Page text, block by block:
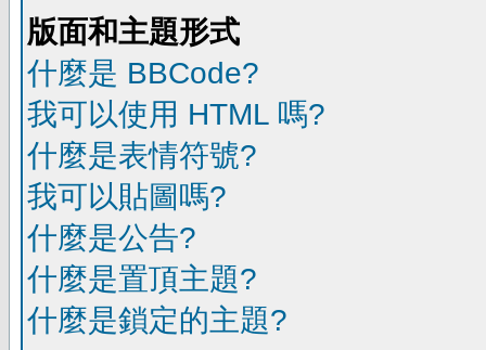
版面和主題形式
什麼是 BBCode?
我可以使用 HTML 嗎?
什麼是表情符號?
我可以貼圖嗎?
什麼是公告?
什麼是置頂主題?
什麼是鎖定的主題?